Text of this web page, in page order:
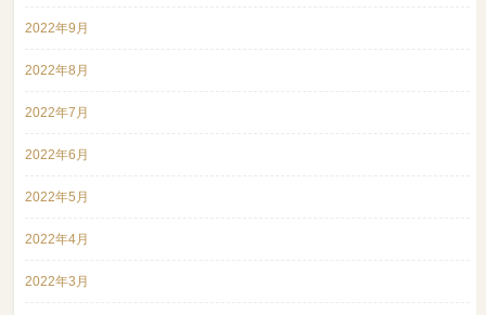
2022年9月
2022年8月
2022年7月
2022年6月
2022年5月
2022年4月
2022年3月